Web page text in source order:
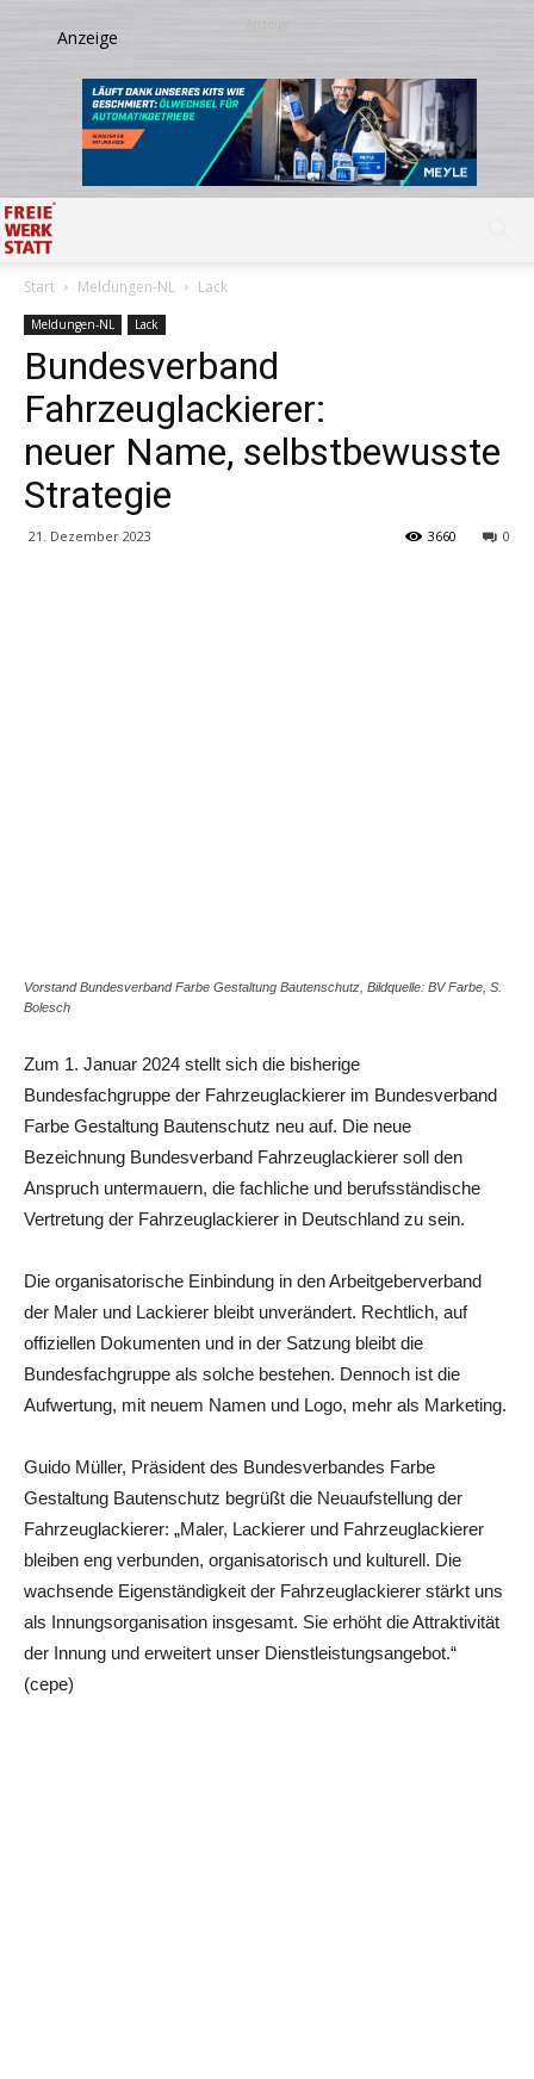
Start Meldungen-NL Lack
Meldungen-NL Lack
Bundesverband
Fahrzeuglackierer:
neuer Name, selbstbewusste
Strategie
21. Dezember 2023 0
3660
Vorstand Bundesverband Farbe Gestaltung Bautenschutz, Bildquelle: BV Farbe, S.
Bolesch
Zum 1. Januar 2024 stellt sich die bisherige
Bundesfachgruppe der Fahrzeuglackierer im Bundesverband
Farbe Gestaltung Bautenschutz neu auf. Die neue
Bezeichnung Bundesverband Fahrzeuglackierer soll den
Anspruch untermauern, die fachliche und berufsständische
Vertretung der Fahrzeuglackierer in Deutschland zu sein.
Die organisatorische Einbindung in den Arbeitgeberverband
der Maler und Lackierer bleibt unverändert. Rechtlich, auf
offiziellen Dokumenten und in der Satzung bleibt die
Bundesfachgruppe als solche bestehen. Dennoch ist die
Aufwertung, mit neuem Namen und Logo, mehr als Marketing.
Guido Müller, Präsident des Bundesverbandes Farbe
Gestaltung Bautenschutz begrüßt die Neuaufstellung der
Fahrzeuglackierer: „Maler, Lackierer und Fahrzeuglackierer
bleiben eng verbunden, organisatorisch und kulturell. Die
wachsende Eigenständigkeit der Fahrzeuglackierer stärkt uns
als Innungsorganisation insgesamt. Sie erhöht die Attraktivität
der Innung und erweitert unser Dienstleistungsangebot.“
(cepe)